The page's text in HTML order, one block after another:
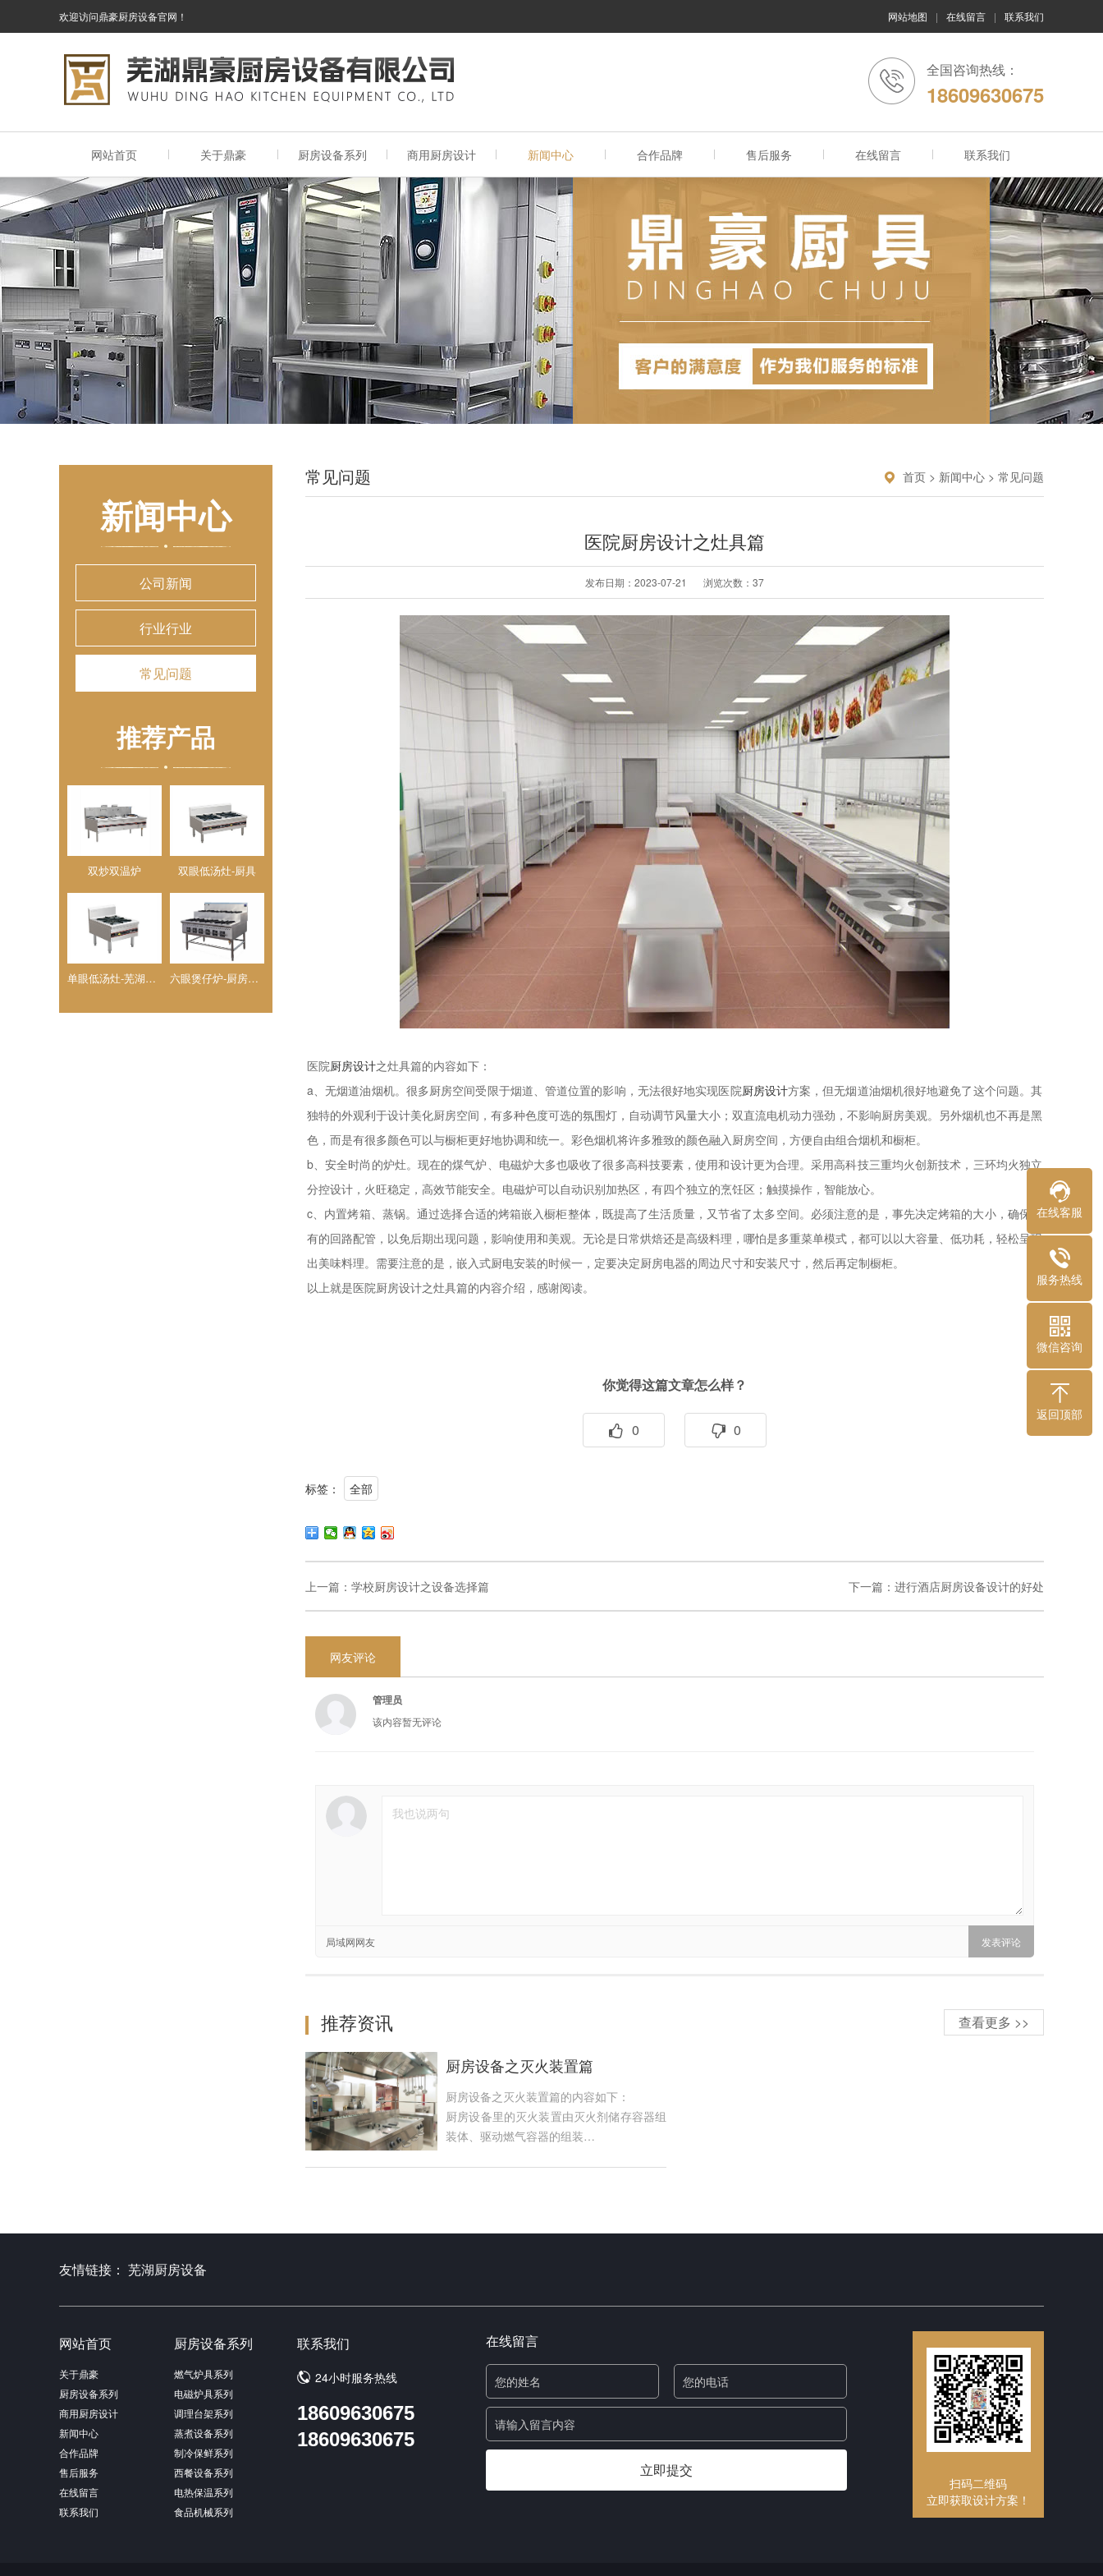
欢迎访问鼎豪厨房设备官网！ 网站地图 | 在线留言 | 联系我们
全国咨询热线：
18609630675
网站首页 关于鼎豪 厨房设备系列 商用厨房设计 新闻中心 合作品牌 售后服务 在线留言 联系我们
新闻中心
公司新闻
行业行业
常见问题
推荐产品
双炒双温炉 双眼低汤灶-厨具
单眼低汤灶-芜湖厨具 六眼煲仔炉-厨房设计
首页 > 新闻中心 > 常见问题
常见问题
医院厨房设计之灶具篇
发布日期：2023-07-21 浏览次数： 37
医院厨房设计之灶具篇的内容如下：
a、无烟道油烟机。很多厨房空间受限于烟道、管道位置的影响，无法很好地实现医院厨房设计方案，但无烟道油烟机很好地避免了这个问题。其
独特的外观利于设计美化厨房空间，有多种色度可选的氛围灯，自动调节风量大小；双直流电机动力强劲，不影响厨房美观。另外烟机也不再是黑
色，而是有很多颜色可以与橱柜更好地协调和统一。彩色烟机将许多雅致的颜色融入厨房空间，方便自由组合烟机和橱柜。
b、安全时尚的炉灶。现在的煤气炉、电磁炉大多也吸收了很多高科技要素，使用和设计更为合理。采用高科技三重均火创新技术，三环均火独立
分控设计，火旺稳定，高效节能安全。电磁炉可以自动识别加热区，有四个独立的烹饪区；触摸操作，智能放心。
c、内置烤箱、蒸锅。通过选择合适的烤箱嵌入橱柜整体，既提高了生活质量，又节省了太多空间。必须注意的是，事先决定烤箱的大小，确保所
有的回路配管，以免后期出现问题，影响使用和美观。无论是日常烘焙还是高级料理，哪怕是多重菜单模式，都可以以大容量、低功耗，轻松呈现
出美味料理。需要注意的是，嵌入式厨电安装的时候一，定要决定厨房电器的周边尺寸和安装尺寸，然后再定制橱柜。
以上就是医院厨房设计之灶具篇的内容介绍，感谢阅读。
你觉得这篇文章怎么样？
0 0
标签： 全部
上一篇： 学校厨房设计之设备选择篇 下一篇： 进行酒店厨房设备设计的好处
网友评论
管理员
该内容暂无评论
局域网网友
查看更多 >>
推荐资讯
厨房设备之灭火装置篇
厨房设备之灭火装置篇的内容如下：
厨房设备里的灭火装置由灭火剂储存容器组
装体、驱动燃气容器的组装…
友情链接： 芜湖厨房设备
网站首页
关于鼎豪
厨房设备系列
商用厨房设计
新闻中心
合作品牌
售后服务
在线留言
联系我们
厨房设备系列
燃气炉具系列
电磁炉具系列
调理台架系列
蒸煮设备系列
制冷保鲜系列
西餐设备系列
电热保温系列
食品机械系列
联系我们
24小时服务热线
18609630675
18609630675
在线留言
扫码二维码
立即获取设计方案！
在线客服
服务热线
微信咨询
返回顶部